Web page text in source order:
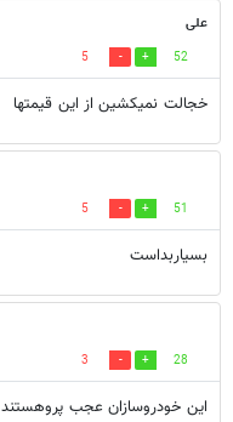
علی
52
5
خجالت نمیکشین از این قیمتها
51
5
بسیاربداست
28
3
این خودروسازان عجب پروهستند